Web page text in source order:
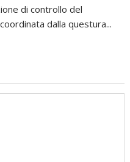
di controllo del
dalla questura...